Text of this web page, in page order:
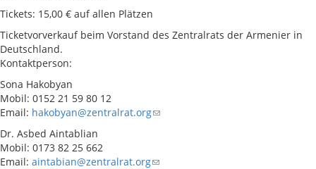
Tickets: 15,00 € auf allen Plätzen
Ticketvorverkauf beim Vorstand des Zentralrats der Armenier in
Deutschland.
Kontaktperson:
Sona Hakobyan
Mobil: 0152 21 59 80 12
Email: hakobyan@zentralrat.org
Dr. Asbed Aintablian
Mobil: 0173 82 25 662
Email: aintabian@zentralrat.org